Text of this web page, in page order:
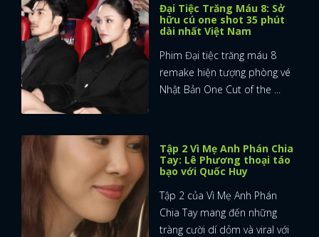
Đại Tiệc Trăng Máu 8: Sở
hữu cú one shot 35 phút
dài nhất Việt Nam
Phim Đại tiệc trăng máu 8
remake hiện tượng phòng vé
Nhật Bản One Cut of the ...
Tập 2 Vì Mẹ Anh Phán Chia
Tay: Lê Phương thoại táo
bạo với Quốc Huy
Tập 2 của Vì Mẹ Anh Phán
Chia Tay mang đến những
tràng cười dí dỏm và viral với